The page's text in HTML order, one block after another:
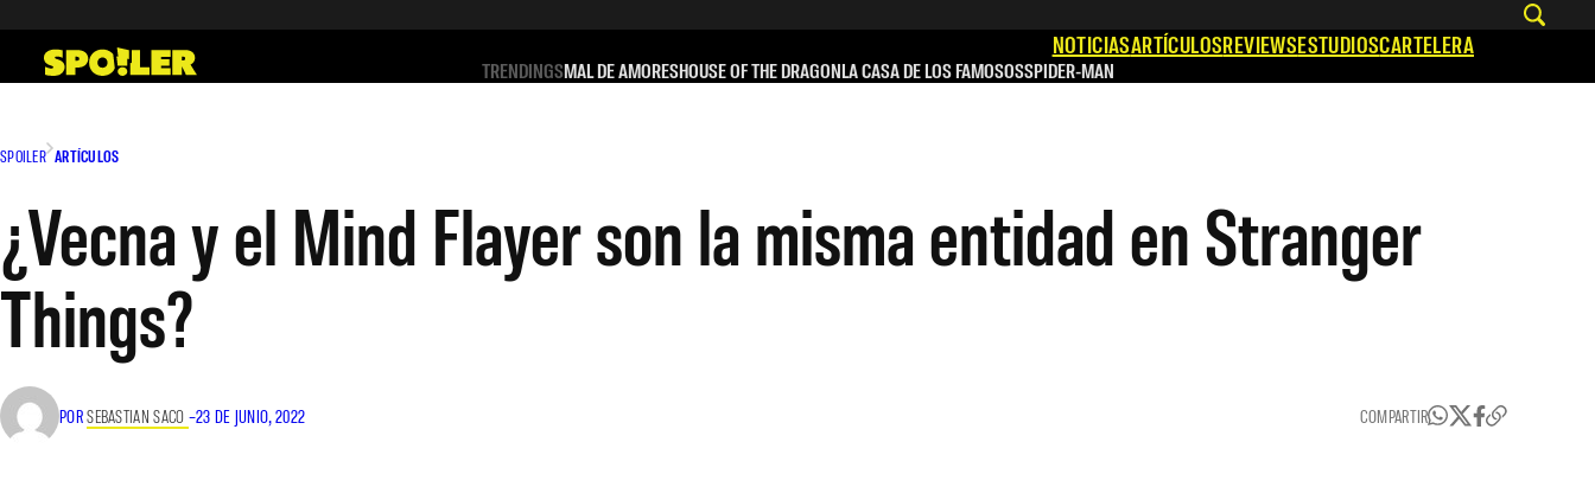
contenido
NOTICIASARTÍCULOSREVIEWSESTUDIOSCARTELERA
TRENDINGSMAL DE AMORESHOUSE OF THE DRAGONLA CASA DE LOS FAMOSOSSPIDER-MAN
SPOILER ARTÍCULOS
¿Vecna y el Mind Flayer son la misma entidad en Stranger
Things?
PORSEBASTIAN SACO –23 DE JUNIO, 2022 COMPARTIR